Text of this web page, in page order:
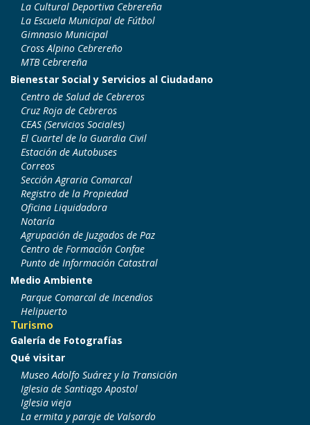
La Cultural Deportiva Cebrereña
La Escuela Municipal de Fútbol
Gimnasio Municipal
Cross Alpino Cebrereño
MTB Cebrereña
Bienestar Social y Servicios al Ciudadano
Centro de Salud de Cebreros
Cruz Roja de Cebreros
CEAS (Servicios Sociales)
El Cuartel de la Guardia Civil
Estación de Autobuses
Correos
Sección Agraria Comarcal
Registro de la Propiedad
Oficina Liquidadora
Notaría
Agrupación de Juzgados de Paz
Centro de Formación Confae
Punto de Información Catastral
Medio Ambiente
Parque Comarcal de Incendios
Helipuerto
Turismo
Galería de Fotografías
Qué visitar
Museo Adolfo Suárez y la Transición
Iglesia de Santiago Apostol
Iglesia vieja
La ermita y paraje de Valsordo